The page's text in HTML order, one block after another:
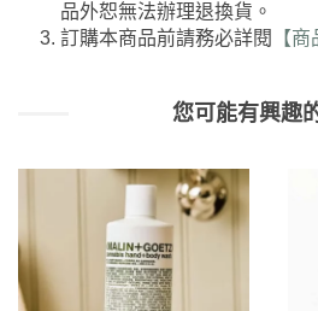
品外恕無法辦理退換貨。
訂購本商品前請務必詳閱
【
您可能有興趣